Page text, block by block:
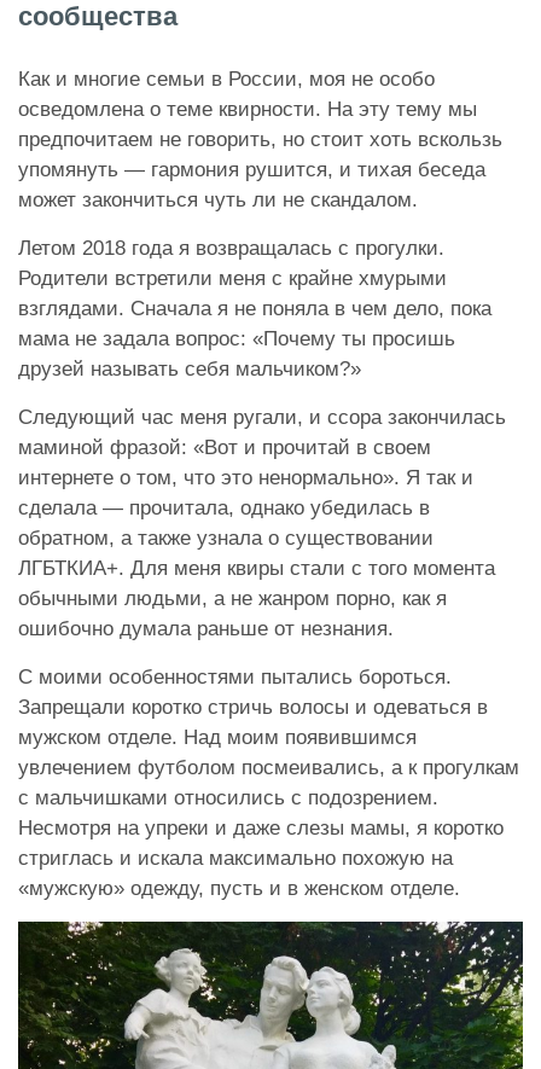
сообщества
Как и многие семьи в России, моя не особо
осведомлена о теме квирности. На эту тему мы
предпочитаем не говорить, но стоит хоть вскользь
упомянуть — гармония рушится, и тихая беседа
может закончиться чуть ли не скандалом.
Летом 2018 года я возвращалась с прогулки.
Родители встретили меня с крайне хмурыми
взглядами. Сначала я не поняла в чем дело, пока
мама не задала вопрос: «Почему ты просишь
друзей называть себя мальчиком?»
Следующий час меня ругали, и ссора закончилась
маминой фразой: «Вот и прочитай в своем
интернете о том, что это ненормально». Я так и
сделала — прочитала, однако убедилась в
обратном, а также узнала о существовании
ЛГБТКИА+. Для меня квиры стали с того момента
обычными людьми, а не жанром порно, как я
ошибочно думала раньше от незнания.
С моими особенностями пытались бороться.
Запрещали коротко стричь волосы и одеваться в
мужском отделе. Над моим появившимся
увлечением футболом посмеивались, а к прогулкам
с мальчишками относились с подозрением.
Несмотря на упреки и даже слезы мамы, я коротко
стриглась и искала максимально похожую на
«мужскую» одежду, пусть и в женском отделе.